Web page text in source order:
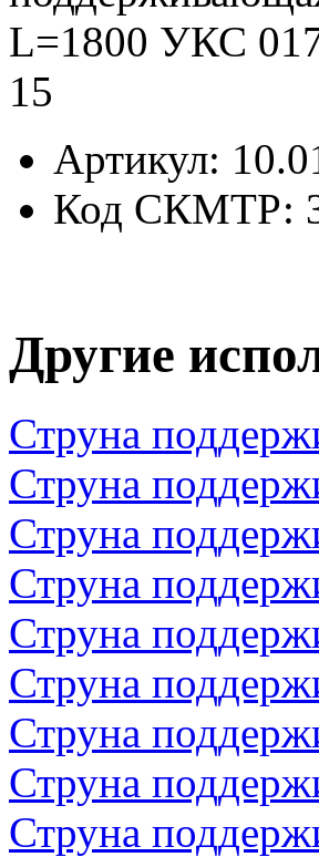
Артикул:
Код СКМТР:
Другие
Струна
Струна
Струна
Струна
Струна
Струна
Струна
Струна
Струна